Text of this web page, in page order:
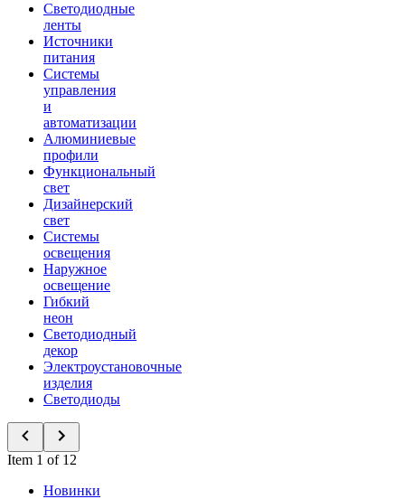
Светодиодные
ленты
Источники
питания
Системы
управления
и
автоматизации
Алюминиевые
профили
Функциональный
свет
Дизайнерский
свет
Системы
освещения
Наружное
освещение
Гибкий
неон
Светодиодный
декор
Электроустановочные
изделия
Светодиоды
Item 1 of 12
Новинки